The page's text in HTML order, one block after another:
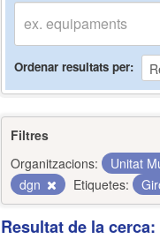
Ordenar resultats per
Filtres
Organitzacions:
Unitat
dgn
Etiquetes:
Resultat de la